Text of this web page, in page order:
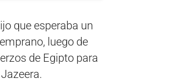
que esperaba un
luego de
de Egipto para